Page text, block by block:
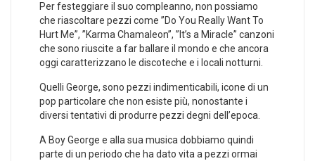
Per festeggiare il suo compleanno, non possiamo
che riascoltare pezzi come ”Do You Really Want To
Hurt Me”, ”Karma Chamaleon”, ”It’s a Miracle” canzoni
che sono riuscite a far ballare il mondo e che ancora
oggi caratterizzano le discoteche e i locali notturni.
Quelli George, sono pezzi indimenticabili, icone di un
pop particolare che non esiste più, nonostante i
diversi tentativi di produrre pezzi degni dell’epoca.
A Boy George e alla sua musica dobbiamo quindi
parte di un periodo che ha dato vita a pezzi ormai